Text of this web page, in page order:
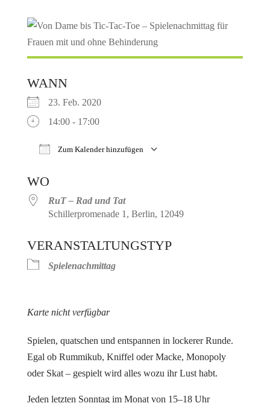
WANN
23. Feb. 2020
14:00 - 17:00
Zum Kalender hinzufügen
WO
RuT – Rad und Tat
Schillerpromenade 1, Berlin, 12049
VERANSTALTUNGSTYP
Spielenachmittag
Karte nicht verfügbar
Spielen, quatschen und entspannen in lockerer Runde.
Egal ob Rummikub, Kniffel oder Macke, Monopoly
oder Skat – gespielt wird alles wozu ihr Lust habt.
Jeden letzten Sonntag im Monat von 15–18 Uhr